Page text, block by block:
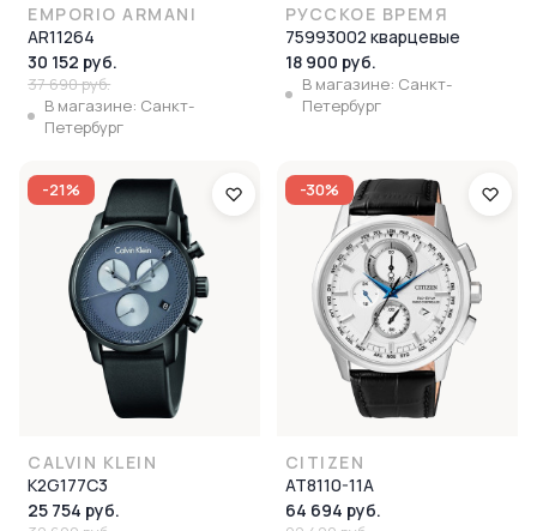
EMPORIO ARMANI
AR11264
30 152 руб.
37 690 руб.
В магазине: Санкт-
Петербург
РУССКОЕ ВРЕМЯ
75993002 кварцевые
18 900 руб.
В магазине: Санкт-
Петербург
-21%
CALVIN KLEIN
K2G177C3
25 754 руб.
-30%
CITIZEN
AT8110-11A
64 694 руб.